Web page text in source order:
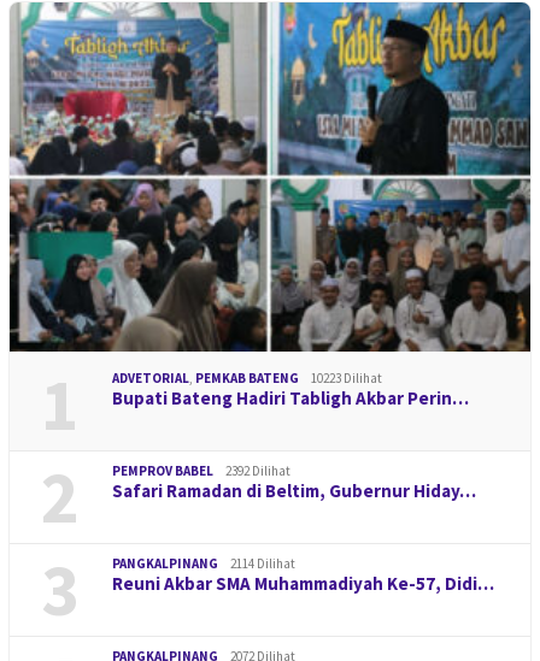
1 ADVETORIAL PEMKAB BATENG 10223 Dilihat
Bupati Bateng Hadiri Tabligh Akbar Perin…
2 PEMPROV BABEL 2392 Dilihat
Safari Ramadan di Beltim, Gubernur Hiday…
3 PANGKALPINANG 2114 Dilihat
Reuni Akbar SMA Muhammadiyah Ke-57, Didi…
PANGKALPINANG 2072 Dilihat